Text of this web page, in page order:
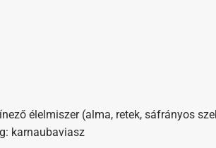
élelmiszer (alma, retek, sáfrányos
karnaubaviasz